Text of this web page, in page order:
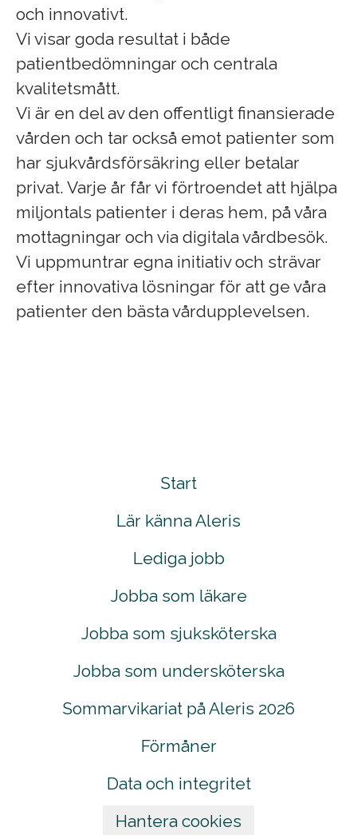
och innovativt.
Vi visar goda resultat i både
patientbedömningar och centrala
kvalitetsmått.
Vi är en del av den offentligt finansierade
vården och tar också emot patienter som
har sjukvårdsförsäkring eller betalar
privat. Varje år får vi förtroendet att hjälpa
miljontals patienter i deras hem, på våra
mottagningar och via digitala vårdbesök.
Vi uppmuntrar egna initiativ och strävar
efter innovativa lösningar för att ge våra
patienter den bästa vårdupplevelsen.
Start
Lär känna Aleris
Lediga jobb
Jobba som läkare
Jobba som sjuksköterska
Jobba som undersköterska
Sommarvikariat på Aleris 2026
Förmåner
Data och integritet
Hantera cookies